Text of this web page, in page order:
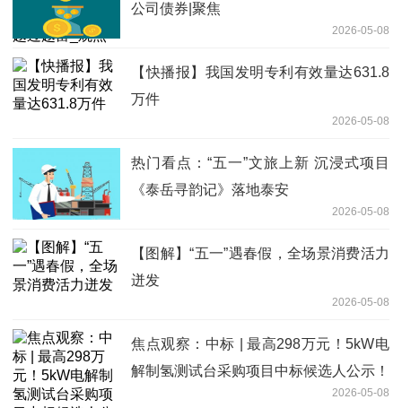
公司债券|聚焦
2026-05-08
【快播报】我国发明专利有效量达631.8
万件
2026-05-08
热门看点：“五一”文旅上新 沉浸式项目
《泰岳寻韵记》落地泰安
2026-05-08
【图解】“五一”遇春假，全场景消费活力
迸发
2026-05-08
焦点观察：中标 | 最高298万元！5kW电
解制氢测试台采购项目中标候选人公示！
2026-05-08